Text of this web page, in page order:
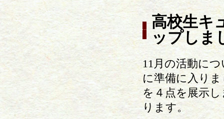
高校生キ
ップしま
11月の活動に
に準備に入り
を４点を展示
ります。